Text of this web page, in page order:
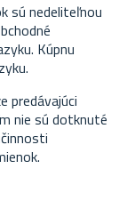
sú nedeliteľnou
Kúpnu
predávajúci
nie sú dotknuté